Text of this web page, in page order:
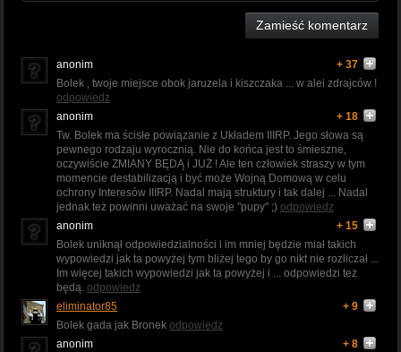
Zamieść komentarz
anonim
+ 37
Bolek , twoje miejsce obok jaruzela i kiszczaka ... w alei zdrajców !
odpowiedz
anonim
+ 18
Tw. Bolek ma ścisłe powiązanie z Układem IIIRP. Jego słowa są
pewnego rodzaju wyrocznią. Nie do końca jest to śmieszne,
oczywiście ZMIANY BĘDĄ i JUŻ ! Ale ten człowiek straszy w tym
momencie destabilizacją i być może Wojną Domową w celu
ochrony Interesów IIIRP. Nadal mają struktury i tak dalej ... Nadal
jednak też powinni uważać na swoje "pupy" ;) odpowiedz
anonim
+ 15
Bolek uniknął odpowiedzialności i im mniej będzie miał takich
wypowiedzi jak ta powyżej tym bliżej tego by go nikt nie rozliczał ...
Im więcej takich wypowiedzi jak ta powyżej i ... odpowiedzi też
będą. odpowiedz
eliminator85
+ 9
Bolek gada jak Bronek odpowiedz
anonim
+ 8